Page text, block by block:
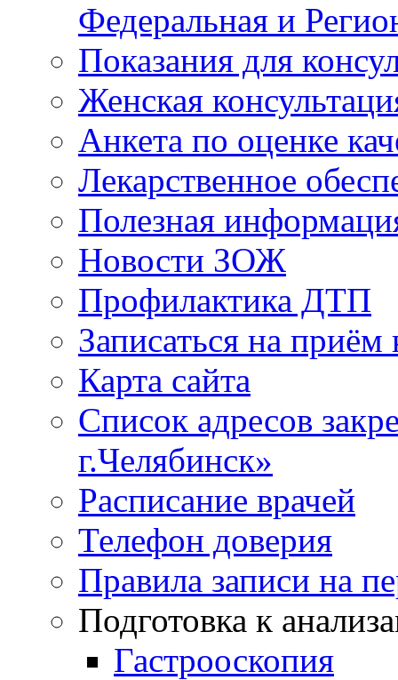
Федеральная и
Показания для
Женская
Анкета по оценке
Лекарственное
Полезная
Новости ЗОЖ
Профилактика ДТП
Записаться на приём
Карта сайта
Список адресов
г.Челябинск»
Расписание врачей
Телефон доверия
Правила записи на
Подготовка к
Гастрооскопия